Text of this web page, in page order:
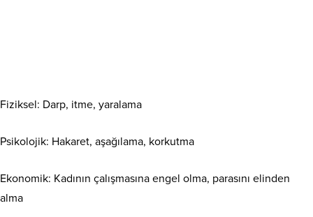
Fiziksel: Darp, itme, yaralama
Psikolojik: Hakaret, aşağılama, korkutma
Ekonomik: Kadının çalışmasına engel olma, parasını elinden
alma